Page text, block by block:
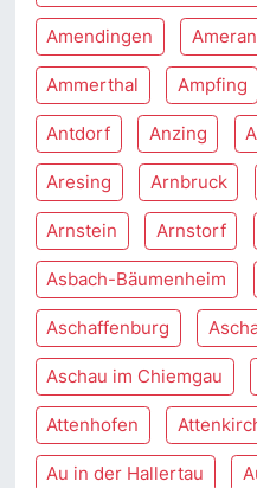
Amendingen
Ammerthal Ampfing
Antdorf Anzing
Aresing Arnbruck
Arnstein Arnstorf
Asbach-Bäumenheim
Aschaffenburg
Aschau im Chiemgau
Attenhofen
Au in der Hallertau